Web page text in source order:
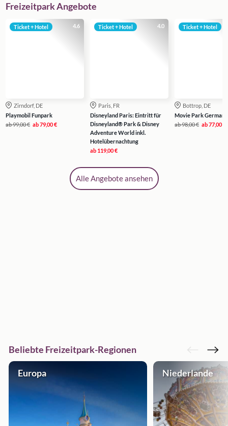
Freizeitpark Angebote
4.6
Ticket + Hotel
Zirndorf, DE
Playmobil Funpark
ab99,00 € ab79,00 €
4.0
Ticket + Hotel
Paris, FR
Disneyland Paris: Eintritt für
Disneyland® Park & Disney
Adventure World inkl.
Hotelübernachtung
ab 119,00 €
Ticket + Hotel
Bottrop, DE
Movie Park Germany
ab98,00 € ab77,00 €
Alle Angebote ansehen
Beliebte Freizeitpark-Regionen
Europa Niederlande